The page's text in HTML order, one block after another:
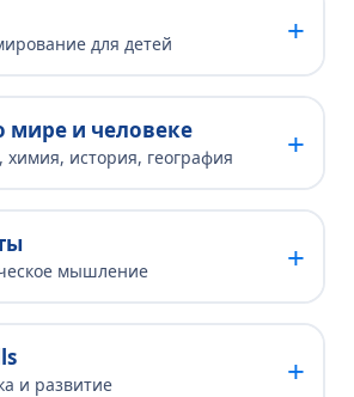
для детей +
мире и человеке
химия, история, география +
мышление +
и развитие +